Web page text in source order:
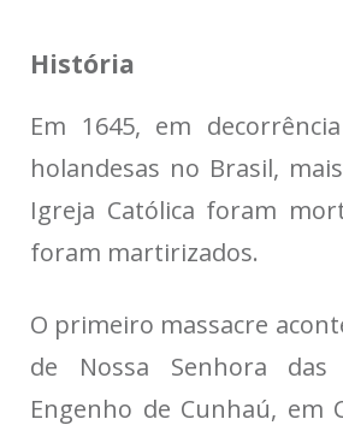
História
Em 1645, em
holandesas no Brasil,
Igreja Católica foram
foram martirizados.
O primeiro massacre
de Nossa Senhora das
Engenho de Cunhaú, em